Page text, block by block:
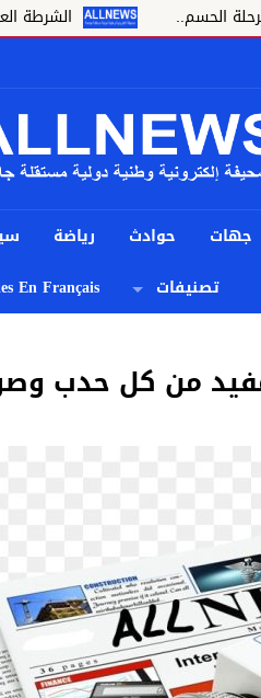
الشرطة العلمية
جهات حوادث رياضة
تصنيفات En Français